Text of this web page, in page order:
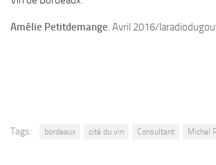
Amélie Petitdemange. Avril 2016/
Tags: bordeaux cité du vin Consultant Michel